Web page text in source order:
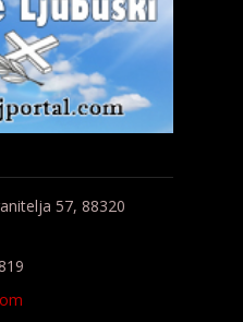
57, 88320